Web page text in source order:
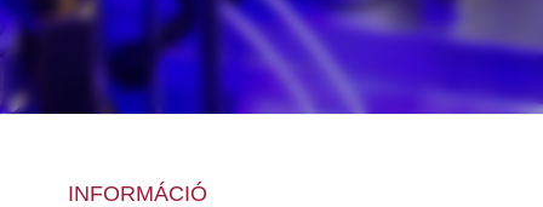
INFORMÁCIÓ